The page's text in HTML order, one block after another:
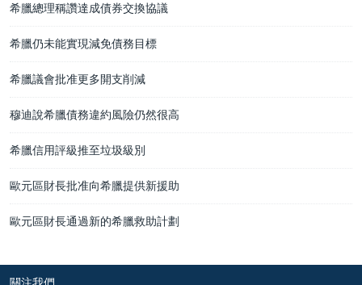
希臘總理稱讚達成債券交換協議
希臘仍未能實現減免債務目標
希臘議會批准更多開支削減
穆迪說希臘債務違約風險仍然很高
希臘信用評級推至垃圾級別
歐元區財長批准向希臘提供新援助
歐元區財長通過新的希臘救助計劃
關注我們